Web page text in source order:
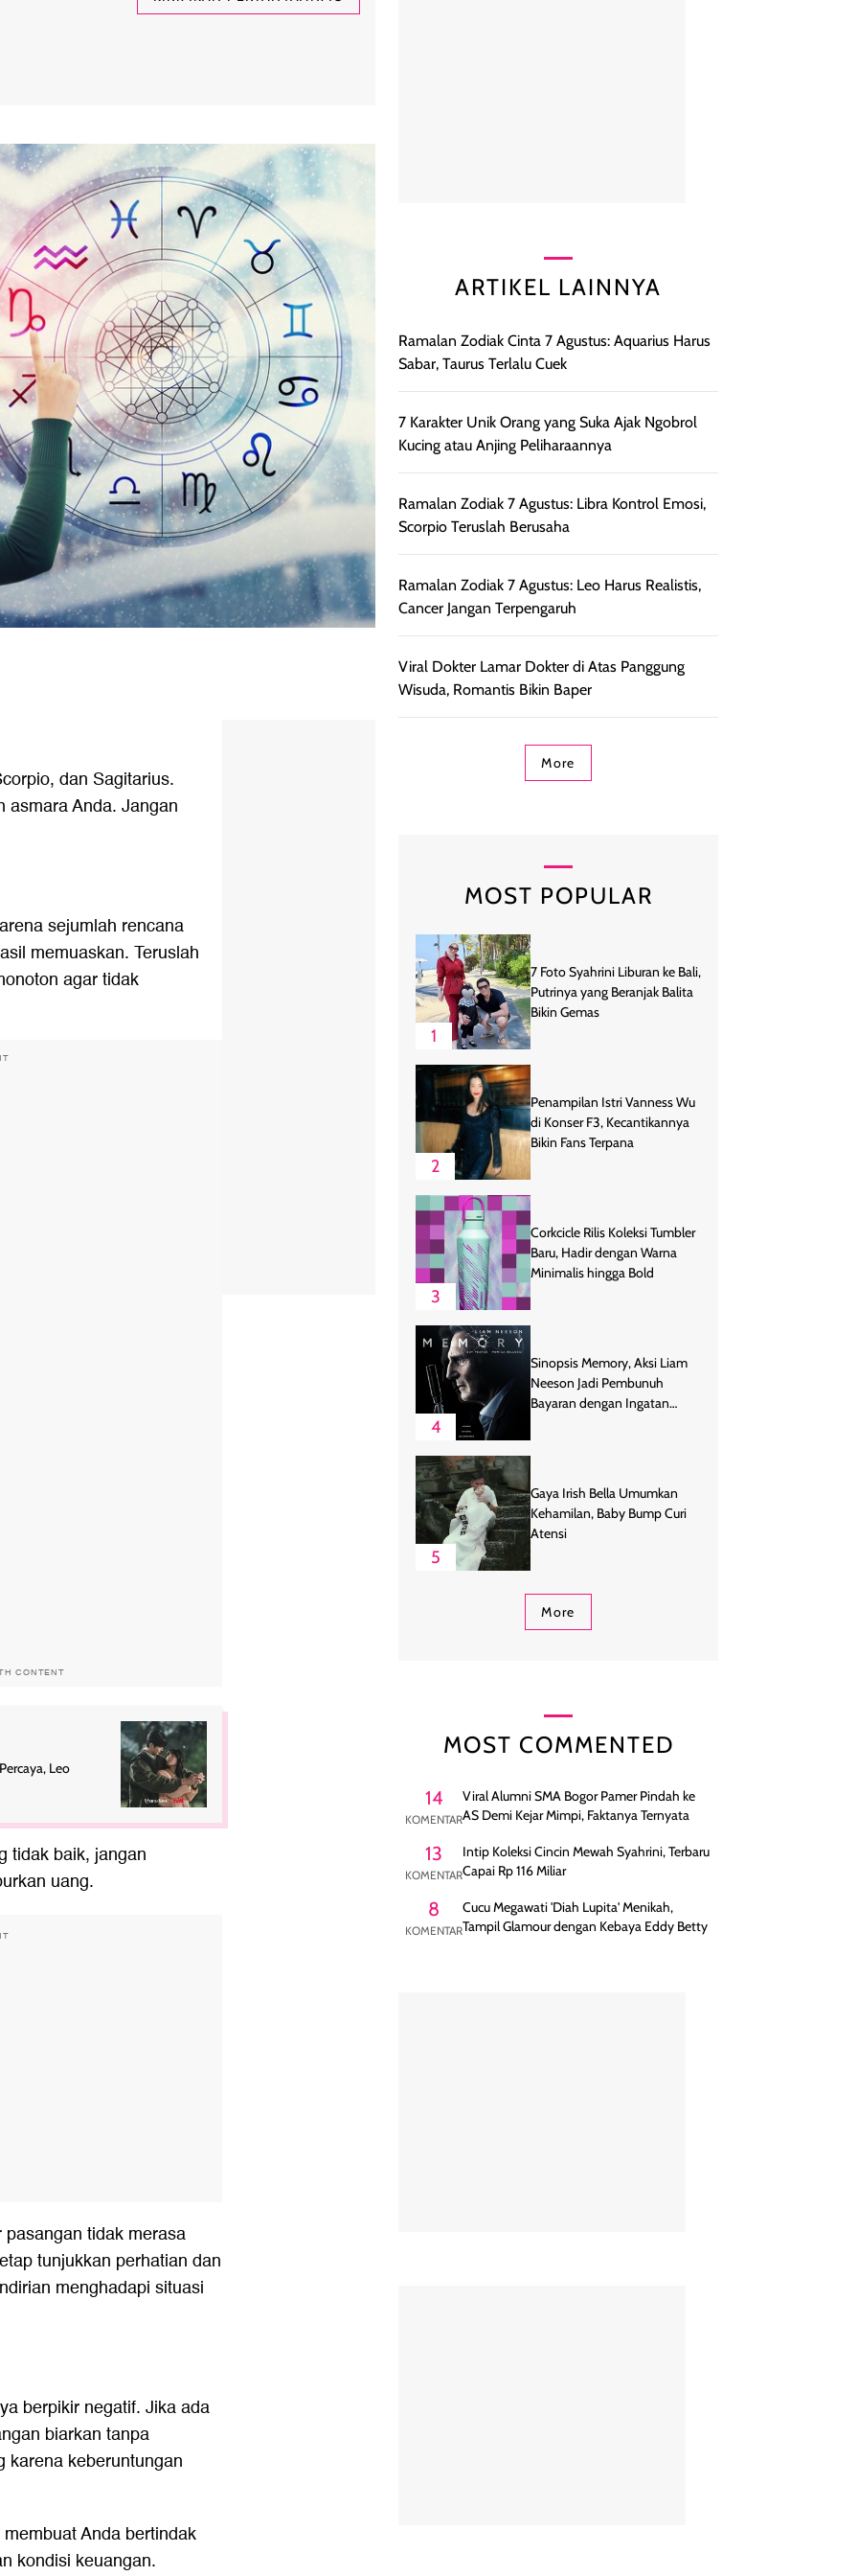
dan Sagitarius.
asmara Anda. Jangan
sejumlah rencana
memuaskan. Teruslah
agar tidak
CONTENT
Leo
tidak baik, jangan
uang.
tidak merasa
tunjukkan perhatian dan
menghadapi situasi
berpikir negatif. Jika ada
biarkan tanpa
karena keberuntungan
Anda bertindak
kondisi keuangan.
ARTIKEL LAINNYA
Ramalan Zodiak Cinta 7 Agustus: Aquarius Harus
Sabar, Taurus Terlalu Cuek
7 Karakter Unik Orang yang Suka Ajak Ngobrol
Kucing atau Anjing Peliharaannya
Ramalan Zodiak 7 Agustus: Libra Kontrol Emosi,
Scorpio Teruslah Berusaha
Ramalan Zodiak 7 Agustus: Leo Harus Realistis,
Cancer Jangan Terpengaruh
Viral Dokter Lamar Dokter di Atas Panggung
Wisuda, Romantis Bikin Baper
More
MOST POPULAR
1
7 Foto Syahrini Liburan ke Bali,
Putrinya yang Beranjak Balita
Bikin Gemas
2
Penampilan Istri Vanness Wu
di Konser F3, Kecantikannya
Bikin Fans Terpana
3
Corkcicle Rilis Koleksi Tumbler
Baru, Hadir dengan Warna
Minimalis hingga Bold
4
Sinopsis Memory, Aksi Liam
Neeson Jadi Pembunuh
Bayaran dengan Ingatan
5
Gaya Irish Bella Umumkan
Kehamilan, Baby Bump Curi
Atensi
More
MOST COMMENTED
14
KOMENTAR
Viral Alumni SMA Bogor Pamer Pindah ke
AS Demi Kejar Mimpi, Faktanya Ternyata
13
KOMENTAR
Intip Koleksi Cincin Mewah Syahrini, Terbaru
Capai Rp 116 Miliar
8
KOMENTAR
Cucu Megawati 'Diah Lupita' Menikah,
Tampil Glamour dengan Kebaya Eddy Betty